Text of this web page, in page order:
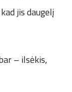
jis daugelį
– ilsėkis,